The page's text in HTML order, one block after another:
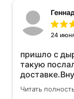
24
пришло с
такую
раза
может
Читать